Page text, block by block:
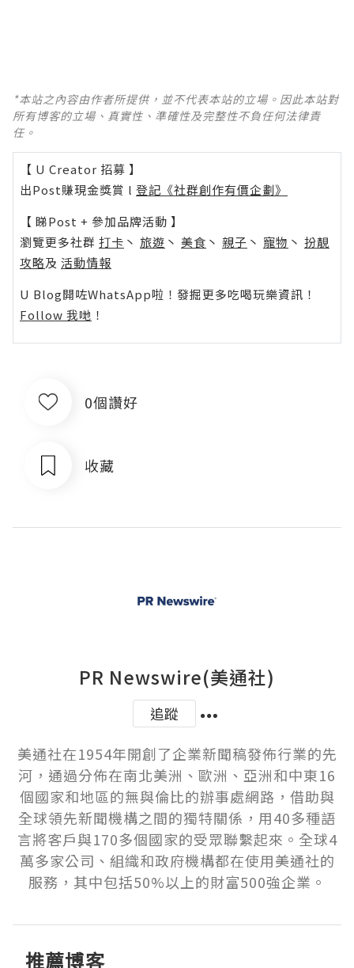
*本站之內容由作者所提供，並不代表本站的立場。因此本站對
所有博客的立場、真實性、準確性及完整性不負任何法律責
任。
【 U Creator 招募 】
出Post賺現金獎賞 l 登記《社群創作有價企劃》
【 睇Post + 參加品牌活動 】
瀏覽更多社群 打卡 丶 旅遊 丶 美食 丶 親子 丶 寵物 丶 扮靚
攻略及 活動情報
U Blog開咗WhatsApp啦！發掘更多吃喝玩樂資訊！
Follow 我哋 ！
0個讚好
收藏
PR Newswire(美通社)
追蹤
美通社在1954年開創了企業新聞稿發佈行業的先
河，通過分佈在南北美洲、歐洲、亞洲和中東16
個國家和地區的無與倫比的辦事處網路，借助與
全球領先新聞機構之間的獨特關係，用40多種語
言將客戶與170多個國家的受眾聯繫起來。全球4
萬多家公司、組織和政府機構都在使用美通社的
服務，其中包括50%以上的財富500強企業。
推薦博客